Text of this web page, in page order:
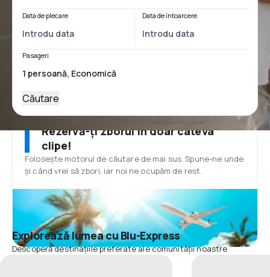
Data de plecare Data de întoarcere
Pasageri
Căutare
Rezervă-ți zborul în doar câteva
clipe!
Folosește motorul de căutare de mai sus. Spune-ne unde
și când vrei să zbori, iar noi ne ocupăm de rest.
Explorează lumea cu Blu-Express
Descoperă destinațiile preferate ale comunității noastre